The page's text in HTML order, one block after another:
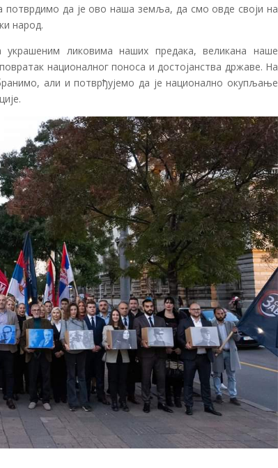
да је ово наша земља, да смо овде своји на
народ.
ликовима наших предака, великана наше
националног поноса и достојанства државе. На
али и потврђујемо да је национално окупљање